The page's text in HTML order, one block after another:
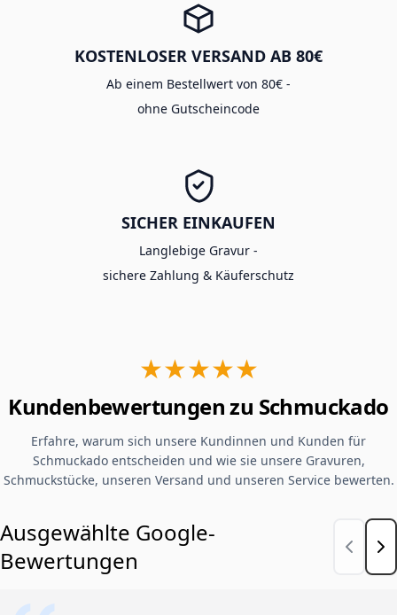
KOSTENLOSER VERSAND AB 80€
Ab einem Bestellwert von 80€ -
ohne Gutscheincode
SICHER EINKAUFEN
Langlebige Gravur -
sichere Zahlung & Käuferschutz
★★★★★
Kundenbewertungen zu Schmuckado
Erfahre, warum sich unsere Kundinnen und Kunden für
Schmuckado entscheiden und wie sie unsere Gravuren,
Schmuckstücke, unseren Versand und unseren Service bewerten.
Ausgewählte Google-
Bewertungen